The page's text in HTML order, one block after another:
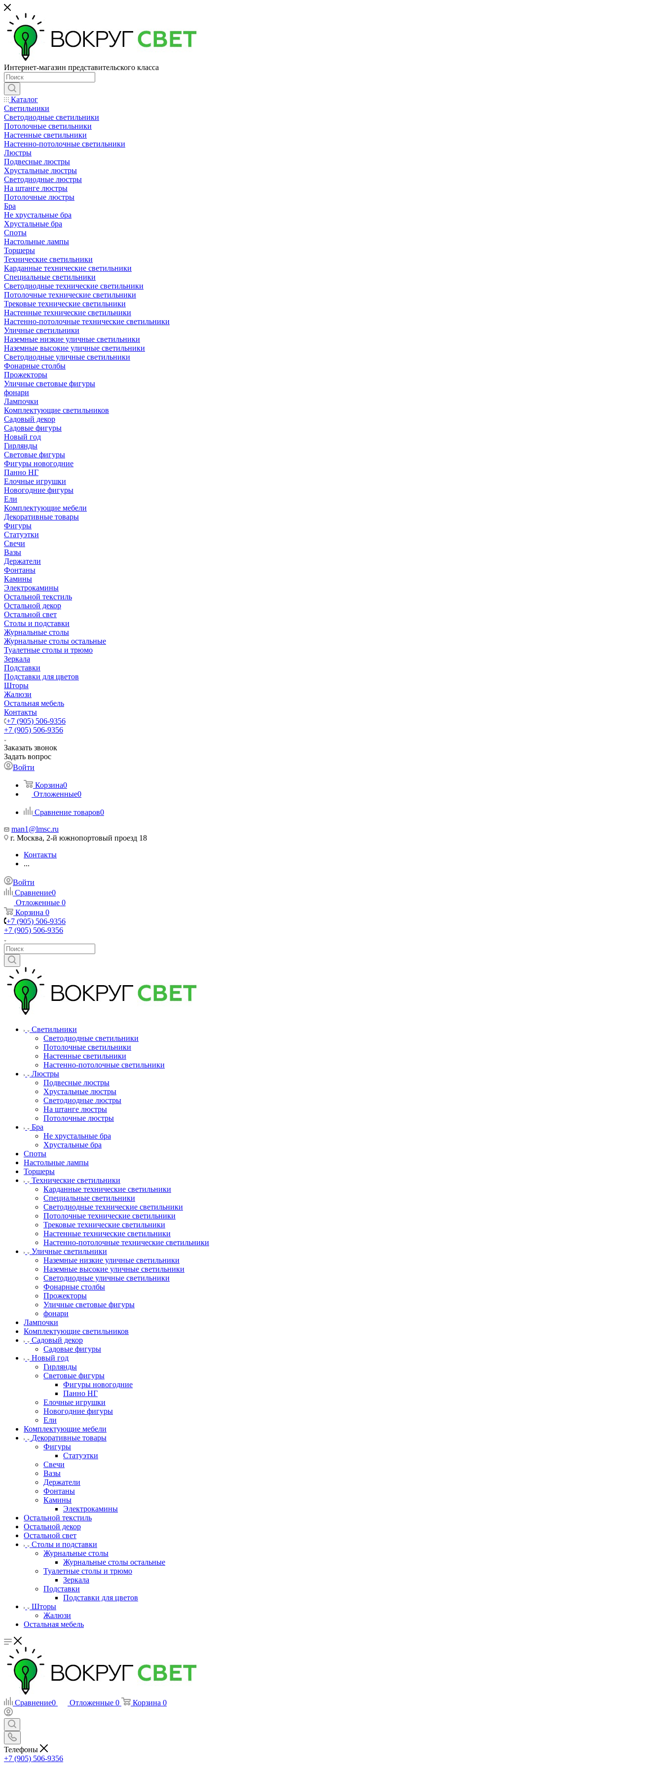
Интернет-магазин представительского класса
Каталог
Светильники
Светодиодные светильники
Потолочные светильники
Настенные светильники
Настенно-потолочные светильники
Люстры
Подвесные люстры
Хрустальные люстры
Светодиодные люстры
На штанге люстры
Потолочные люстры
Бра
Не хрустальные бра
Хрустальные бра
Споты
Настольные лампы
Торшеры
Технические светильники
Карданные технические светильники
Специальные светильники
Светодиодные технические светильники
Потолочные технические светильники
Трековые технические светильники
Настенные технические светильники
Настенно-потолочные технические светильники
Уличные светильники
Наземные низкие уличные светильники
Наземные высокие уличные светильники
Светодиодные уличные светильники
Фонарные столбы
Прожекторы
Уличные световые фигуры
фонари
Лампочки
Комплектующие светильников
Садовый декор
Садовые фигуры
Новый год
Гирлянды
Световые фигуры
Фигуры новогодние
Панно НГ
Елочные игрушки
Новогодние фигуры
Ели
Комплектующие мебели
Декоративные товары
Фигуры
Статуэтки
Свечи
Вазы
Держатели
Фонтаны
Камины
Электрокамины
Остальной текстиль
Остальной декор
Остальной свет
Столы и подставки
Журнальные столы
Журнальные столы остальные
Туалетные столы и трюмо
Зеркала
Подставки
Подставки для цветов
Шторы
Жалюзи
Остальная мебель
Контакты
+7 (905) 506-9356
+7 (905) 506-9356
Заказать звонок
Задать вопрос
Войти
Корзина0
Отложенные0
Сравнение товаров0
man1@lmsc.ru
г. Москва, 2-й южнопортовый проезд 18
Контакты
...
Войти
Сравнение0
Отложенные 0
Корзина 0
+7 (905) 506-9356
+7 (905) 506-9356
Светильники
Светодиодные светильники
Потолочные светильники
Настенные светильники
Настенно-потолочные светильники
Люстры
Подвесные люстры
Хрустальные люстры
Светодиодные люстры
На штанге люстры
Потолочные люстры
Бра
Не хрустальные бра
Хрустальные бра
Споты
Настольные лампы
Торшеры
Технические светильники
Карданные технические светильники
Специальные светильники
Светодиодные технические светильники
Потолочные технические светильники
Трековые технические светильники
Настенные технические светильники
Настенно-потолочные технические светильники
Уличные светильники
Наземные низкие уличные светильники
Наземные высокие уличные светильники
Светодиодные уличные светильники
Фонарные столбы
Прожекторы
Уличные световые фигуры
фонари
Лампочки
Комплектующие светильников
Садовый декор
Садовые фигуры
Новый год
Гирлянды
Световые фигуры
Фигуры новогодние
Панно НГ
Елочные игрушки
Новогодние фигуры
Ели
Комплектующие мебели
Декоративные товары
Фигуры
Статуэтки
Свечи
Вазы
Держатели
Фонтаны
Камины
Электрокамины
Остальной текстиль
Остальной декор
Остальной свет
Столы и подставки
Журнальные столы
Журнальные столы остальные
Туалетные столы и трюмо
Зеркала
Подставки
Подставки для цветов
Шторы
Жалюзи
Остальная мебель
Сравнение0 Отложенные 0 Корзина 0
Телефоны
+7 (905) 506-9356